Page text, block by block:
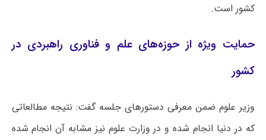
کشور است.
حمایت ویژه از حوزه‌های علم و فناوری راهبردی در
کشور
وزیر علوم ضمن معرفی دستورهای جلسه گفت: نتیجه مطالعاتی
که در دنیا انجام شده و در وزارت علوم نیز مشابه آن انجام شده